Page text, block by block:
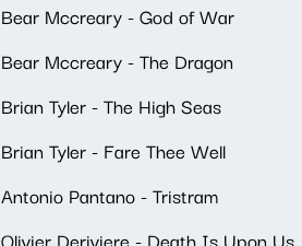
Bear Mccreary - God of War
Bear Mccreary - The Dragon
Brian Tyler - The High Seas
Brian Tyler - Fare Thee Well
Antonio Pantano - Tristram
Olivier Deriviere - Death Is Upon Us